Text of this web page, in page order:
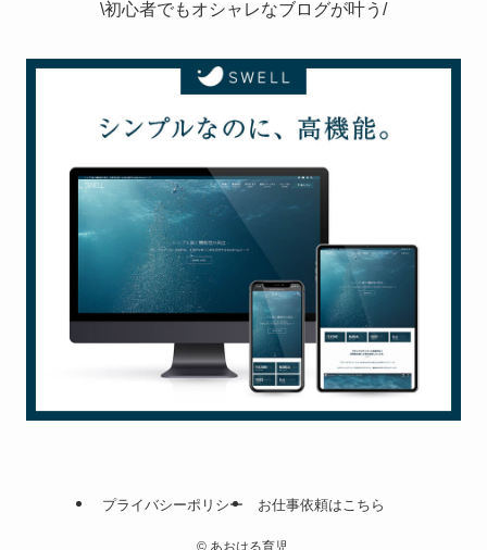
\初心者でもオシャレなブログが叶う/
プライバシーポリシー お仕事依頼はこちら
©あおはる育児.